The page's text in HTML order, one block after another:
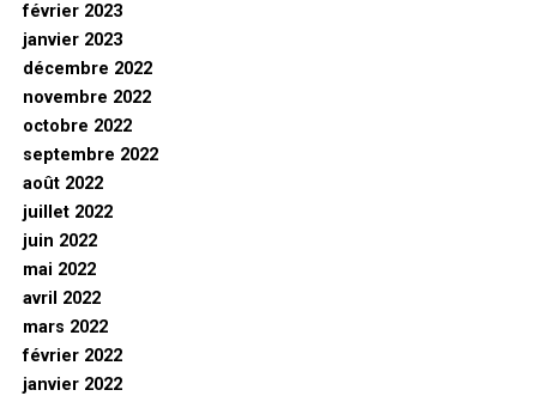
février 2023
janvier 2023
décembre 2022
novembre 2022
octobre 2022
septembre 2022
août 2022
juillet 2022
juin 2022
mai 2022
avril 2022
mars 2022
février 2022
janvier 2022